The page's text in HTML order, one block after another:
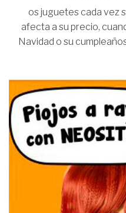
os juguetes cada vez
afecta a su precio,
Navidad o su